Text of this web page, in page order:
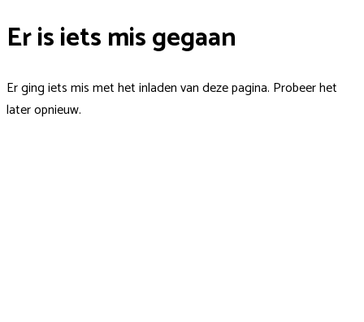
Er is iets mis gegaan
Er ging iets mis met het inladen van deze pagina. Probeer het
later opnieuw.